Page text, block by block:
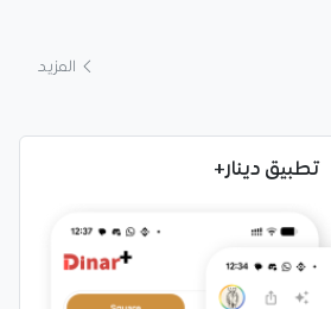
المزيد
تطبيق دينار+